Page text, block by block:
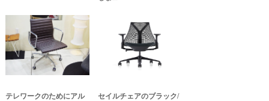
テレワークのためにアル
セイルチェアのブラック/